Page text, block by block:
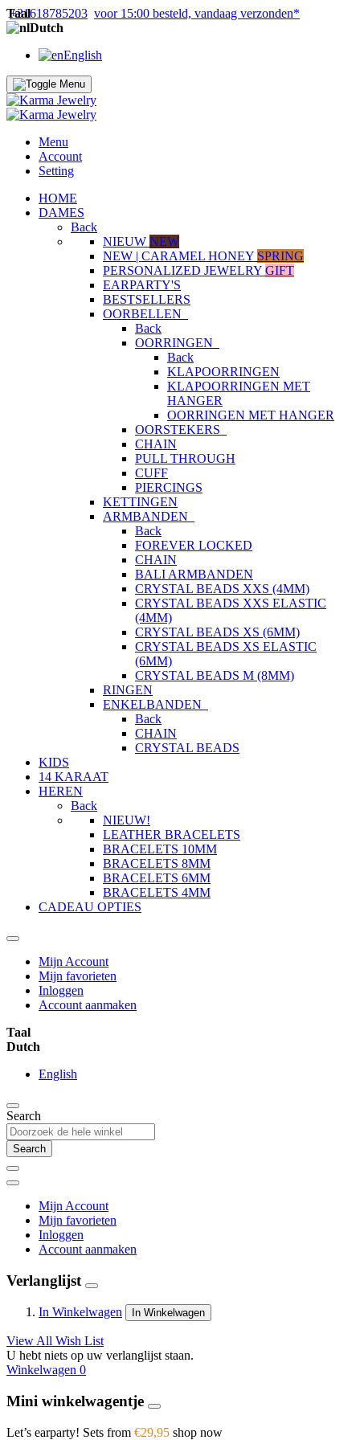
+31618785203 voor 15:00 besteld, vandaag verzonden*
Taal
Dutch
English
Menu
Account
Setting
HOME
DAMES
Back
NIEUW NEW
NEW | CARAMEL HONEY SPRING
PERSONALIZED JEWELRY GIFT
EARPARTY'S
BESTSELLERS
OORBELLEN
Back
OORRINGEN
Back
KLAPOORRINGEN
KLAPOORRINGEN MET
HANGER
OORRINGEN MET HANGER
OORSTEKERS
CHAIN
PULL THROUGH
CUFF
PIERCINGS
KETTINGEN
ARMBANDEN
Back
FOREVER LOCKED
CHAIN
BALI ARMBANDEN
CRYSTAL BEADS XXS (4MM)
CRYSTAL BEADS XXS ELASTIC
(4MM)
CRYSTAL BEADS XS (6MM)
CRYSTAL BEADS XS ELASTIC
(6MM)
CRYSTAL BEADS M (8MM)
RINGEN
ENKELBANDEN
Back
CHAIN
CRYSTAL BEADS
KIDS
14 KARAAT
HEREN
Back
NIEUW!
LEATHER BRACELETS
BRACELETS 10MM
BRACELETS 8MM
BRACELETS 6MM
BRACELETS 4MM
CADEAU OPTIES
Mijn Account
Mijn favorieten
Inloggen
Account aanmaken
Taal
Dutch
English
Search
Search
Mijn Account
Mijn favorieten
Inloggen
Account aanmaken
Verlanglijst
In Winkelwagen In Winkelwagen
View All Wish List
U hebt niets op uw verlanglijst staan.
Winkelwagen 0
Mini winkelwagentje
Let’s earparty! Sets from €29,95 shop now